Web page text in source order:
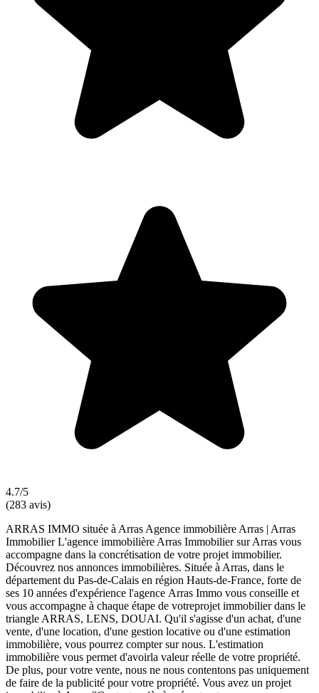
4.7/5
(283 avis)
ARRAS IMMO située à Arras Agence immobilière Arras | Arras
Immobilier L'agence immobilière Arras Immobilier sur Arras vous
accompagne dans la concrétisation de votre projet immobilier.
Découvrez nos annonces immobilières. Située à Arras, dans le
département du Pas-de-Calais en région Hauts-de-France, forte de
ses 10 années d'expérience l'agence Arras Immo vous conseille et
vous accompagne à chaque étape de votreprojet immobilier dans le
triangle ARRAS, LENS, DOUAI. Qu'il s'agisse d'un achat, d'une
vente, d'une location, d'une gestion locative ou d'une estimation
immobilière, vous pourrez compter sur nous. L'estimation
immobilière vous permet d'avoirla valeur réelle de votre propriété.
De plus, pour votre vente, nous ne nous contentons pas uniquement
de faire de la publicité pour votre propriété. Vous avez un projet